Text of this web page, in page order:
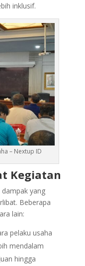
inklusif.
– Nextup ID
Kegiatan
yang
Beberapa
lain:
pelaku usaha
mendalam
hingga